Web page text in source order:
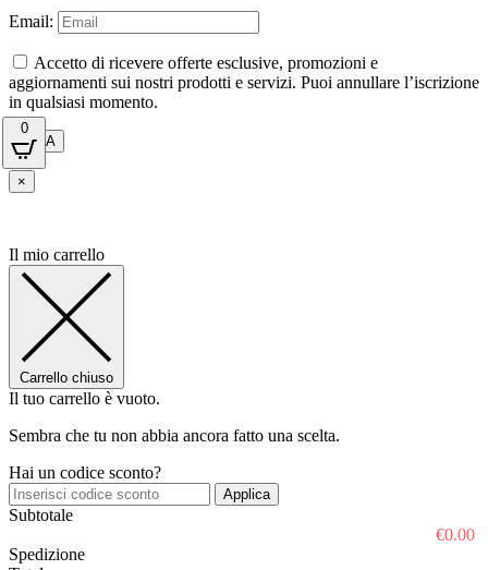
Email:
Accetto di ricevere offerte esclusive, promozioni e
aggiornamenti sui nostri prodotti e servizi. Puoi annullare l’iscrizione
in qualsiasi momento.
INVIA
×
0
Il mio carrello
Carrello chiuso
Il tuo carrello è vuoto.
Sembra che tu non abbia ancora fatto una scelta.
Hai un codice sconto?
Applica
Subtotale
0.00
€
Spedizione